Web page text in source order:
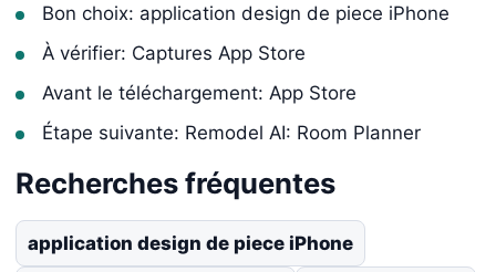
Bon choix: application design de piece iPhone
À vérifier: Captures App Store
Avant le téléchargement: App Store
Étape suivante: Remodel AI: Room Planner
Recherches fréquentes
application design de piece iPhone